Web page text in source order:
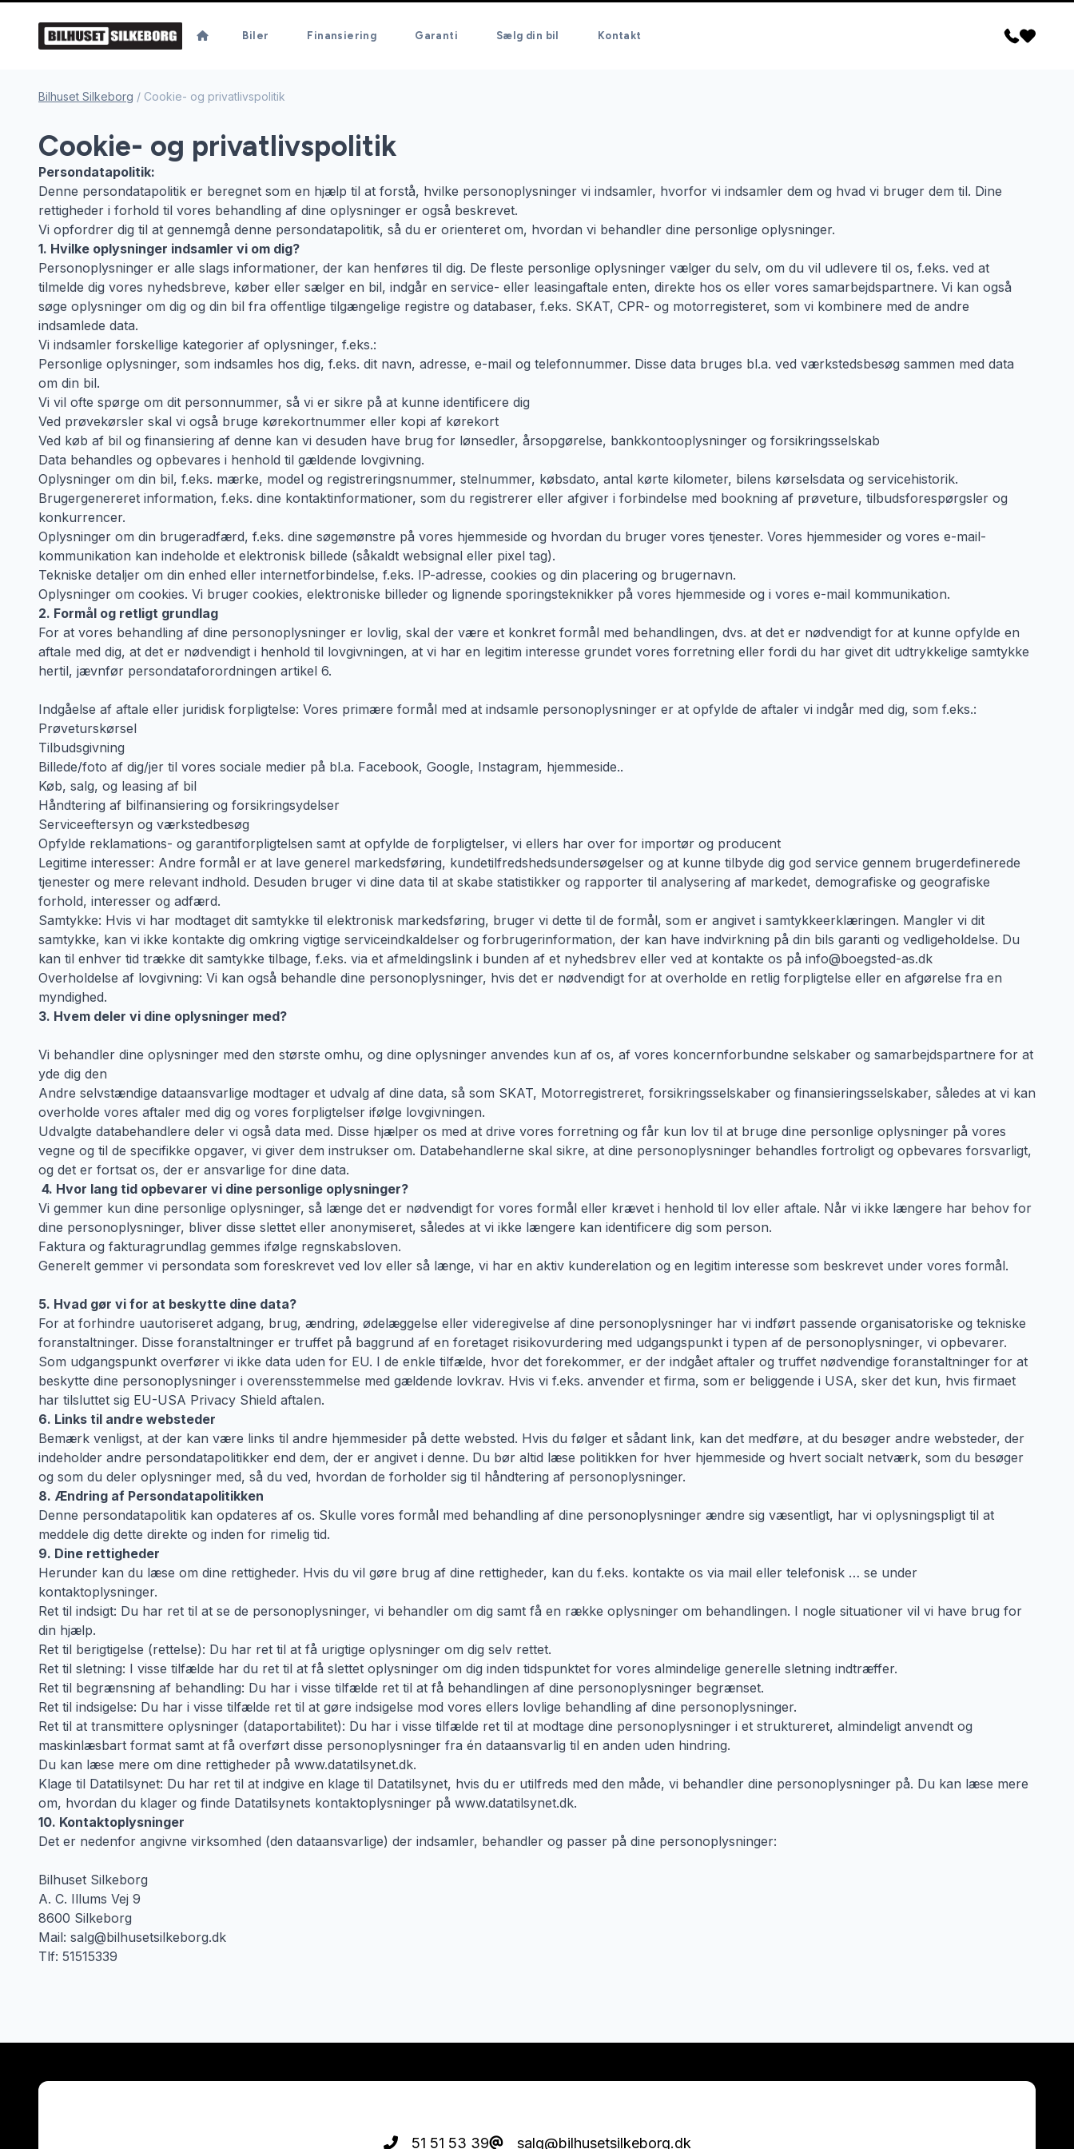
Biler Finansiering Garanti Sælg din bil Kontakt
Bilhuset Silkeborg / Cookie- og privatlivspolitik
Cookie- og privatlivspolitik
Persondatapolitik:
Denne persondatapolitik er beregnet som en hjælp til at forstå, hvilke personoplysninger vi indsamler, hvorfor vi indsamler dem og hvad vi bruger dem til. Dine
rettigheder i forhold til vores behandling af dine oplysninger er også beskrevet.
Vi opfordrer dig til at gennemgå denne persondatapolitik, så du er orienteret om, hvordan vi behandler dine personlige oplysninger.
1. Hvilke oplysninger indsamler vi om dig?
Personoplysninger er alle slags informationer, der kan henføres til dig. De fleste personlige oplysninger vælger du selv, om du vil udlevere til os, f.eks. ved at
tilmelde dig vores nyhedsbreve, køber eller sælger en bil, indgår en service- eller leasingaftale enten, direkte hos os eller vores samarbejdspartnere. Vi kan også
søge oplysninger om dig og din bil fra offentlige tilgængelige registre og databaser, f.eks. SKAT, CPR- og motorregisteret, som vi kombinere med de andre
indsamlede data.
Vi indsamler forskellige kategorier af oplysninger, f.eks.:
Personlige oplysninger, som indsamles hos dig, f.eks. dit navn, adresse, e-mail og telefonnummer. Disse data bruges bl.a. ved værkstedsbesøg sammen med data
om din bil.
Vi vil ofte spørge om dit personnummer, så vi er sikre på at kunne identificere dig
Ved prøvekørsler skal vi også bruge kørekortnummer eller kopi af kørekort
Ved køb af bil og finansiering af denne kan vi desuden have brug for lønsedler, årsopgørelse, bankkontooplysninger og forsikringsselskab
Data behandles og opbevares i henhold til gældende lovgivning.
Oplysninger om din bil, f.eks. mærke, model og registreringsnummer, stelnummer, købsdato, antal kørte kilometer, bilens kørselsdata og servicehistorik.
Brugergenereret information, f.eks. dine kontaktinformationer, som du registrerer eller afgiver i forbindelse med bookning af prøveture, tilbudsforespørgsler og
konkurrencer.
Oplysninger om din brugeradfærd, f.eks. dine søgemønstre på vores hjemmeside og hvordan du bruger vores tjenester. Vores hjemmesider og vores e-mail-
kommunikation kan indeholde et elektronisk billede (såkaldt websignal eller pixel tag).
Tekniske detaljer om din enhed eller internetforbindelse, f.eks. IP-adresse, cookies og din placering og brugernavn.
Oplysninger om cookies. Vi bruger cookies, elektroniske billeder og lignende sporingsteknikker på vores hjemmeside og i vores e-mail kommunikation.
2. Formål og retligt grundlag
For at vores behandling af dine personoplysninger er lovlig, skal der være et konkret formål med behandlingen, dvs. at det er nødvendigt for at kunne opfylde en
aftale med dig, at det er nødvendigt i henhold til lovgivningen, at vi har en legitim interesse grundet vores forretning eller fordi du har givet dit udtrykkelige samtykke
hertil, jævnfør persondataforordningen artikel 6.
Indgåelse af aftale eller juridisk forpligtelse: Vores primære formål med at indsamle personoplysninger er at opfylde de aftaler vi indgår med dig, som f.eks.:
Prøveturskørsel
Tilbudsgivning
Billede/foto af dig/jer til vores sociale medier på bl.a. Facebook, Google, Instagram, hjemmeside..
Køb, salg, og leasing af bil
Håndtering af bilfinansiering og forsikringsydelser
Serviceeftersyn og værkstedbesøg
Opfylde reklamations- og garantiforpligtelsen samt at opfylde de forpligtelser, vi ellers har over for importør og producent
Legitime interesser: Andre formål er at lave generel markedsføring, kundetilfredshedsundersøgelser og at kunne tilbyde dig god service gennem brugerdefinerede
tjenester og mere relevant indhold. Desuden bruger vi dine data til at skabe statistikker og rapporter til analysering af markedet, demografiske og geografiske
forhold, interesser og adfærd.
Samtykke: Hvis vi har modtaget dit samtykke til elektronisk markedsføring, bruger vi dette til de formål, som er angivet i samtykkeerklæringen. Mangler vi dit
samtykke, kan vi ikke kontakte dig omkring vigtige serviceindkaldelser og forbrugerinformation, der kan have indvirkning på din bils garanti og vedligeholdelse. Du
kan til enhver tid trække dit samtykke tilbage, f.eks. via et afmeldingslink i bunden af et nyhedsbrev eller ved at kontakte os på info@boegsted-as.dk
Overholdelse af lovgivning: Vi kan også behandle dine personoplysninger, hvis det er nødvendigt for at overholde en retlig forpligtelse eller en afgørelse fra en
myndighed.
3. Hvem deler vi dine oplysninger med?
Vi behandler dine oplysninger med den største omhu, og dine oplysninger anvendes kun af os, af vores koncernforbundne selskaber og samarbejdspartnere for at
yde dig den
Andre selvstændige dataansvarlige modtager et udvalg af dine data, så som SKAT, Motorregistreret, forsikringsselskaber og finansieringsselskaber, således at vi kan
overholde vores aftaler med dig og vores forpligtelser ifølge lovgivningen.
Udvalgte databehandlere deler vi også data med. Disse hjælper os med at drive vores forretning og får kun lov til at bruge dine personlige oplysninger på vores
vegne og til de specifikke opgaver, vi giver dem instrukser om. Databehandlerne skal sikre, at dine personoplysninger behandles fortroligt og opbevares forsvarligt,
og det er fortsat os, der er ansvarlige for dine data.
4. Hvor lang tid opbevarer vi dine personlige oplysninger?
Vi gemmer kun dine personlige oplysninger, så længe det er nødvendigt for vores formål eller krævet i henhold til lov eller aftale. Når vi ikke længere har behov for
dine personoplysninger, bliver disse slettet eller anonymiseret, således at vi ikke længere kan identificere dig som person.
Faktura og fakturagrundlag gemmes ifølge regnskabsloven.
Generelt gemmer vi persondata som foreskrevet ved lov eller så længe, vi har en aktiv kunderelation og en legitim interesse som beskrevet under vores formål.
5. Hvad gør vi for at beskytte dine data?
For at forhindre uautoriseret adgang, brug, ændring, ødelæggelse eller videregivelse af dine personoplysninger har vi indført passende organisatoriske og tekniske
foranstaltninger. Disse foranstaltninger er truffet på baggrund af en foretaget risikovurdering med udgangspunkt i typen af de personoplysninger, vi opbevarer.
Som udgangspunkt overfører vi ikke data uden for EU. I de enkle tilfælde, hvor det forekommer, er der indgået aftaler og truffet nødvendige foranstaltninger for at
beskytte dine personoplysninger i overensstemmelse med gældende lovkrav. Hvis vi f.eks. anvender et firma, som er beliggende i USA, sker det kun, hvis firmaet
har tilsluttet sig EU-USA Privacy Shield aftalen.
6. Links til andre websteder
Bemærk venligst, at der kan være links til andre hjemmesider på dette websted. Hvis du følger et sådant link, kan det medføre, at du besøger andre websteder, der
indeholder andre persondatapolitikker end dem, der er angivet i denne. Du bør altid læse politikken for hver hjemmeside og hvert socialt netværk, som du besøger
og som du deler oplysninger med, så du ved, hvordan de forholder sig til håndtering af personoplysninger.
8. Ændring af Persondatapolitikken
Denne persondatapolitik kan opdateres af os. Skulle vores formål med behandling af dine personoplysninger ændre sig væsentligt, har vi oplysningspligt til at
meddele dig dette direkte og inden for rimelig tid.
9. Dine rettigheder
Herunder kan du læse om dine rettigheder. Hvis du vil gøre brug af dine rettigheder, kan du f.eks. kontakte os via mail eller telefonisk … se under
kontaktoplysninger.
Ret til indsigt: Du har ret til at se de personoplysninger, vi behandler om dig samt få en række oplysninger om behandlingen. I nogle situationer vil vi have brug for
din hjælp.
Ret til berigtigelse (rettelse): Du har ret til at få urigtige oplysninger om dig selv rettet.
Ret til sletning: I visse tilfælde har du ret til at få slettet oplysninger om dig inden tidspunktet for vores almindelige generelle sletning indtræffer.
Ret til begrænsning af behandling: Du har i visse tilfælde ret til at få behandlingen af dine personoplysninger begrænset.
Ret til indsigelse: Du har i visse tilfælde ret til at gøre indsigelse mod vores ellers lovlige behandling af dine personoplysninger.
Ret til at transmittere oplysninger (dataportabilitet): Du har i visse tilfælde ret til at modtage dine personoplysninger i et struktureret, almindeligt anvendt og
maskinlæsbart format samt at få overført disse personoplysninger fra én dataansvarlig til en anden uden hindring.
Du kan læse mere om dine rettigheder på www.datatilsynet.dk.
Klage til Datatilsynet: Du har ret til at indgive en klage til Datatilsynet, hvis du er utilfreds med den måde, vi behandler dine personoplysninger på. Du kan læse mere
om, hvordan du klager og finde Datatilsynets kontaktoplysninger på www.datatilsynet.dk.
10. Kontaktoplysninger
Det er nedenfor angivne virksomhed (den dataansvarlige) der indsamler, behandler og passer på dine personoplysninger:
Bilhuset Silkeborg
A. C. Illums Vej 9
8600 Silkeborg
Mail: salg@bilhusetsilkeborg.dk
Tlf: 51515339
51 51 53 39 salg@bilhusetsilkeborg.dk